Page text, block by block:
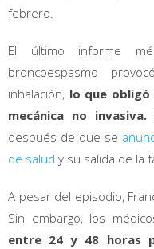
febrero.
El último informe
broncoespasmo
inhalación, lo que
mecánica no invasiva.
después de que se
de salud y su salida de la
A pesar del episodio,
Sin embargo, los
entre 24 y 48 horas